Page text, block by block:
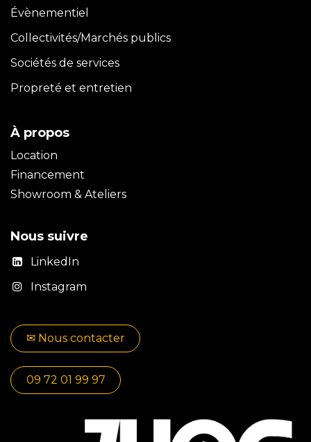
Évènementiel
Collectivités/Marchés publics
Sociétés de services
Propreté et entretien
À propos
Location
Financement
Showroom & Ateliers
Nous suivre
LinkedIn
Instagram
✉​​ No​​​​us contacter
09 72 01 99 97